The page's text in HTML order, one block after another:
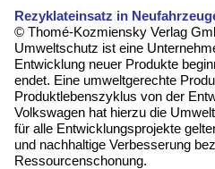
Rezyklateinsatz in
© Thomé-Kozmiensky Verlag
Umweltschutz ist eine
Entwicklung neuer Produkte
endet. Eine umweltgerechte
Produktlebenszyklus von der
Volkswagen hat hierzu die
für alle Entwicklungsprojekte
und nachhaltige Verbesserung
Ressourcenschonung.